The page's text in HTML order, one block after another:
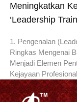
Meningkatkan
‘Leadership
1. Pengenalan
Ringkas Mengenai
Menjadi Elemen
Kejayaan